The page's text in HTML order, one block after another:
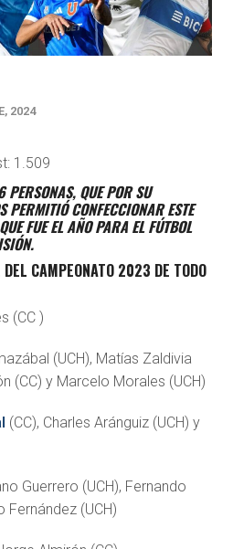
2024
1.509
PERSONAS, QUE POR SU
PERMITIÓ CONFECCIONAR ESTE
FUE EL AÑO PARA EL FÚTBOL
CAMPEONATO 2023 DE TODO
(CC )
(UCH), Matías Zaldivia
(CC) y Marcelo Morales (UCH)
(CC), Charles Aránguiz (UCH) y
Guerrero (UCH), Fernando
Fernández (UCH)